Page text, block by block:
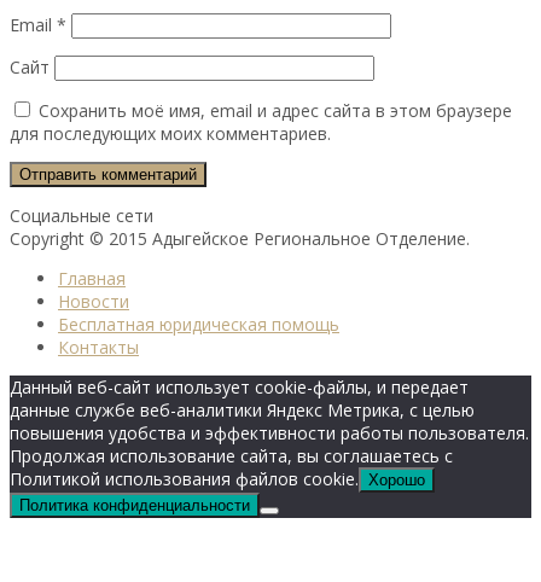
Email *
Сайт
Сохранить моё имя, email и адрес сайта в этом браузере
для последующих моих комментариев.
Социальные сети
Copyright © 2015 Адыгейское Региональное Отделение.
Главная
Новости
Бесплатная юридическая помощь
Контакты
Данный веб-сайт использует cookie-файлы, и передает
данные службе веб-аналитики Яндекс Метрика, с целью
повышения удобства и эффективности работы пользователя.
Продолжая использование сайта, вы соглашаетесь с
Политикой использования файлов cookie. Хорошо
Политика конфиденциальности